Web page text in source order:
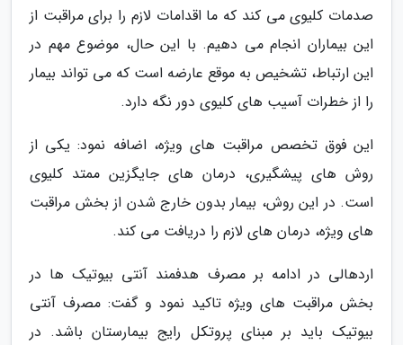
صدمات کلیوی می کند که ما اقدامات لازم را برای مراقبت از
این بیماران انجام می دهیم. با این حال، موضوع مهم در
این ارتباط، تشخیص به موقع عارضه است که می تواند بیمار
را از خطرات آسیب های کلیوی دور نگه دارد.
این فوق تخصص مراقبت های ویژه، اضافه نمود: یکی از
روش های پیشگیری، درمان های جایگزین ممتد کلیوی
است. در این روش، بیمار بدون خارج شدن از بخش مراقبت
های ویژه، درمان های لازم را دریافت می کند.
اردهالی در ادامه بر مصرف هدفمند آنتی بیوتیک ها در
بخش مراقبت های ویژه تاکید نمود و گفت: مصرف آنتی
بیوتیک باید بر مبنای پروتکل رایج بیمارستان باشد. در